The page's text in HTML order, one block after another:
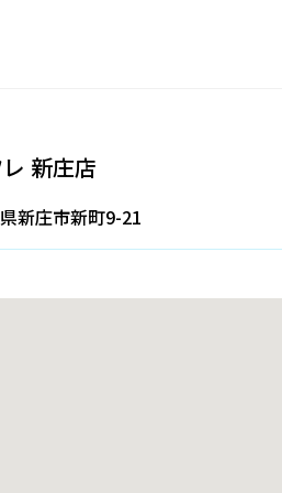
レ 新庄店
新庄市新町9-21